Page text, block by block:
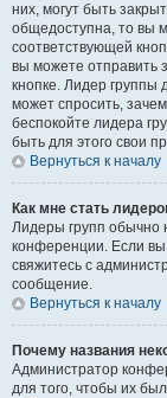
них, могут быть
общедоступна, то вы
соответствующей
вы можете отправить
кнопке. Лидер группы
может спросить,
беспокойте лидера
быть для этого свои
Вернуться к началу
Как мне стать
Лидеры групп обычно
конференции. Если вы
свяжитесь с
сообщение.
Вернуться к началу
Почему названия
Администратор
для того, чтобы их